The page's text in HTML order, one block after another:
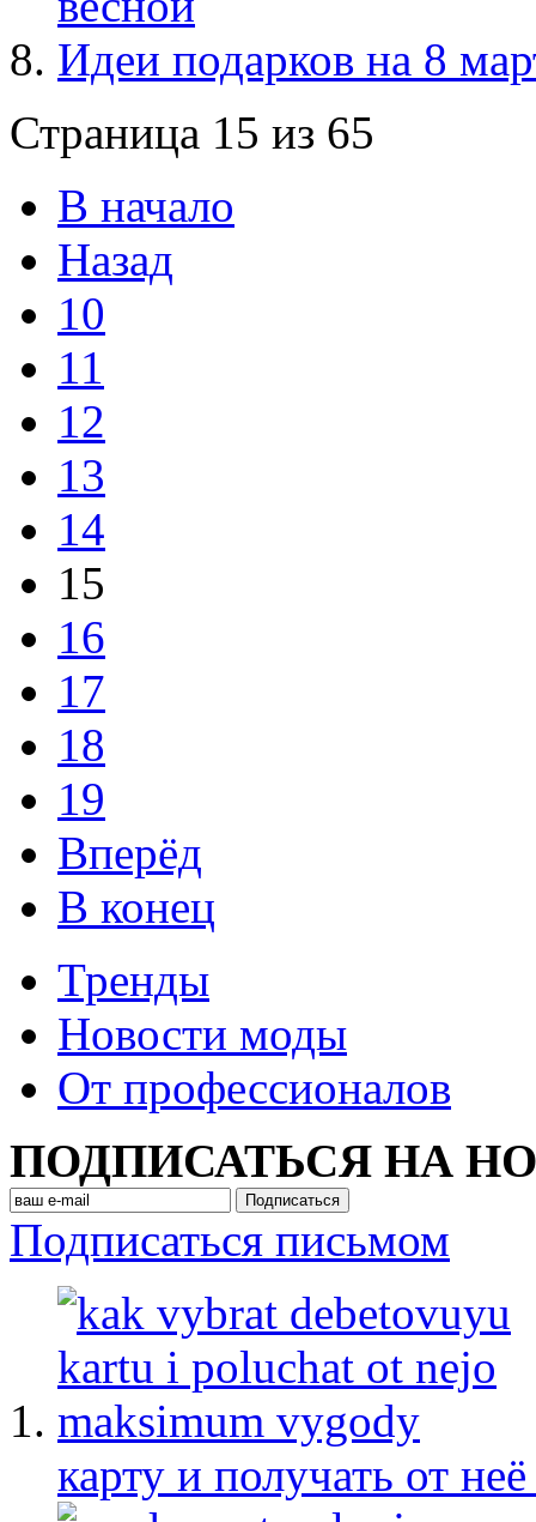
Идеи подарков на 8
Страница 15 из 65
В начало
Назад
10
11
12
13
14
15
16
17
18
19
Вперёд
В конец
Тренды
Новости моды
От профессионалов
ПОДПИСАТЬСЯ НА
Подписаться письмом
карту и получать от